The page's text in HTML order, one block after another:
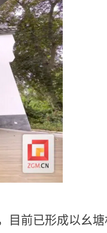
目前已形成以幺